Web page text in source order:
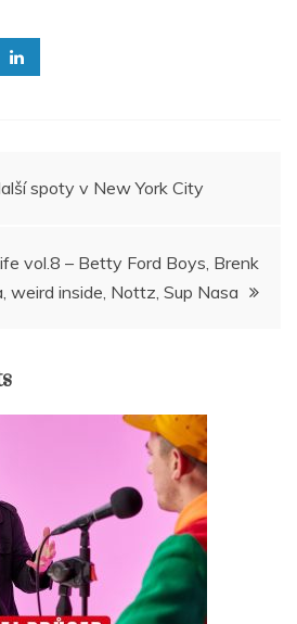
spoty v New York City
vol.8 – Betty Ford Boys, Brenk
weird inside, Nottz, Sup Nasa